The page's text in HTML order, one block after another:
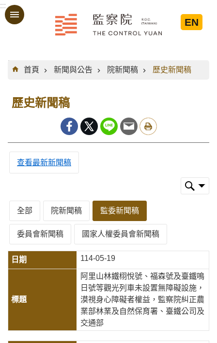
跳到主要內容區塊
:::
EN
:::
首頁
新聞與公告 院新聞稿 歷史新聞稿
歷史新聞稿
查看最新新聞稿
全部 院新聞稿 監委新聞稿
委員會新聞稿 國家人權委員會新聞稿
114-05-19
阿里山林鐵栩悅號、福森號及臺鐵鳴
日號等觀光列車未設置無障礙設施，
漠視身心障礙者權益，監察院糾正農
業部林業及自然保育署、臺鐵公司及
交通部